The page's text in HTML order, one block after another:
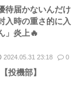
待届かないんだけ
入時の重さ的に入
」炎上🔥
2024.05.31 23:18 0
投機部】